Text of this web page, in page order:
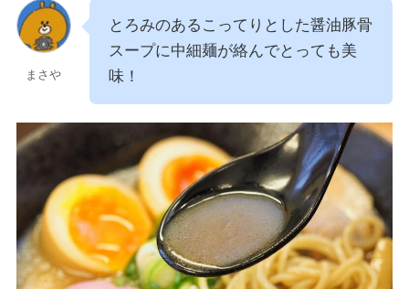
まさや
とろみのあるこってりとした醤油豚骨
スープに中細麺が絡んでとっても美
味！